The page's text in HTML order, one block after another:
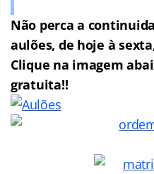
Não perca a
aulões, de hoje à
Clique na imagem
gratuita!!